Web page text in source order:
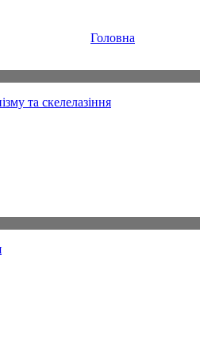
Головна
та скелелазіння